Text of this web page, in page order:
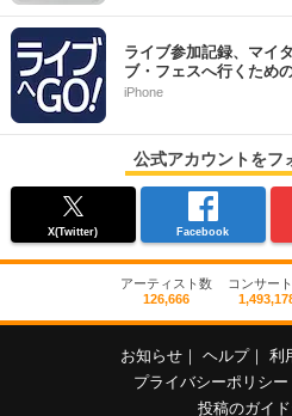
ライブ参加記録、マイ
ブ・フェスへ行くため
iPhone
公式アカウントをフ
X(Twitter) Facebook
アーティスト数
126,666
コンサー
お知らせ ヘルプ 利
プライバシーポリシー
投稿のガイ